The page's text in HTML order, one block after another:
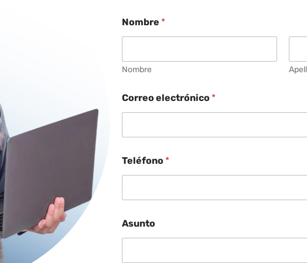
Nombre *
Nombre
Correo electrónico *
Teléfono *
Asunto